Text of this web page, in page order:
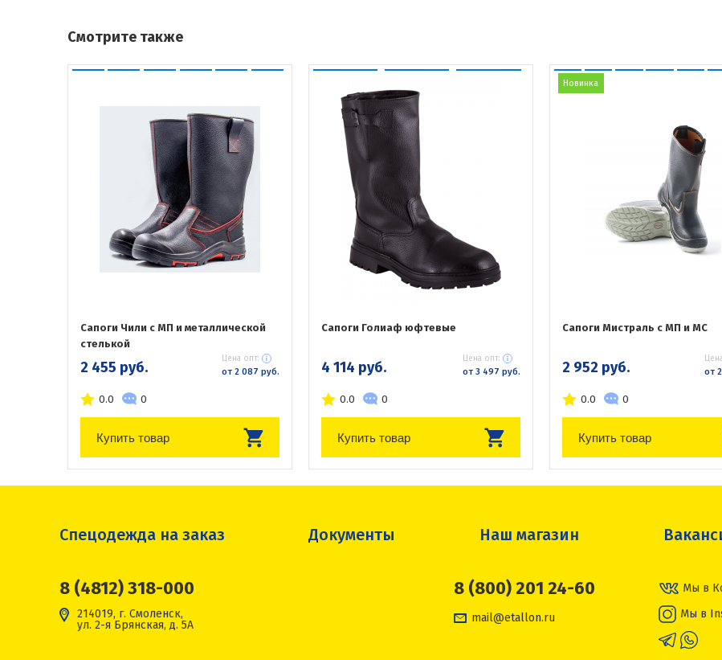
Смотрите также
Сапоги Чили с МП и металлической
стелькой
2 455 руб. Цена опт:
от 2 087 руб.
0.0 0
Купить товар
Сапоги Голиаф юфтевые
4 114 руб. Цена опт:
от 3 497 руб.
0.0 0
Купить товар
Новинка
Сапоги Мистраль с МП и МС
2 952 руб. от
0.0 0
Купить товар
Спецодежда на заказ Документы Наш магазин
8 (4812) 318-000
214019, г. Смоленск,
ул. 2-я Брянская, д. 5А
8 (800) 201 24-60
mail@etallon.ru
Мы в
Мы в